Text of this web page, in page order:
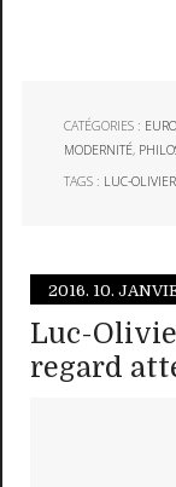
CATÉGORIES :
MODERNITÉ,
TAGS : LUC-
2016. 10.
Luc-
regard